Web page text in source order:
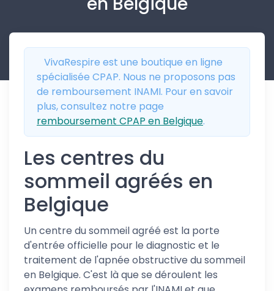
VivaRespire est une boutique en ligne
spécialisée CPAP. Nous ne proposons pas
de remboursement INAMI. Pour en savoir
plus, consultez notre page
remboursement CPAP en Belgique.
Les centres du
sommeil agréés en
Belgique
Un centre du sommeil agréé est la porte
d'entrée officielle pour le diagnostic et le
traitement de l'apnée obstructive du sommeil
en Belgique. C'est là que se déroulent les